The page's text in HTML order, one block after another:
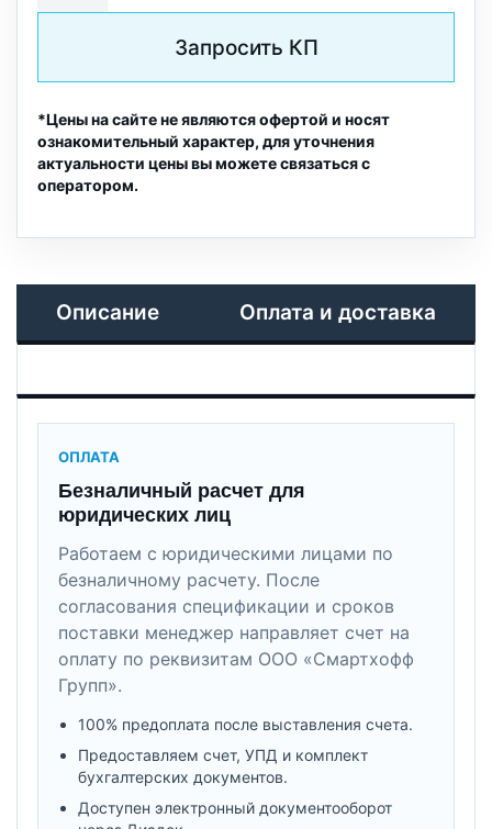
Запросить КП
*Цены на сайте не являются офертой и носят
ознакомительный характер, для уточнения
актуальности цены вы можете связаться с
оператором.
Описание Оплата и доставка
ОПЛАТА
Безналичный расчет для
юридических лиц
Работаем с юридическими лицами по
безналичному расчету. После
согласования спецификации и сроков
поставки менеджер направляет счет на
оплату по реквизитам ООО «Смартхофф
Групп».
100% предоплата после выставления счета.
Предоставляем счет, УПД и комплект
бухгалтерских документов.
Доступен электронный документооборот